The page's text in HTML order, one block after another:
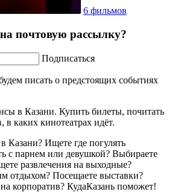
6 фильмов
почтовую рассылку?
Подписаться
писать о предстоящих событиях
в Казани. Купить билеты, почитать
в каких кинотеатрах идёт.
Казани? Ищете где погулять
с парнем или девушкой? Выбираете
развлечения на выходные?
отдыхом? Посещаете выставки?
корпоратив? КудаКазань поможет!